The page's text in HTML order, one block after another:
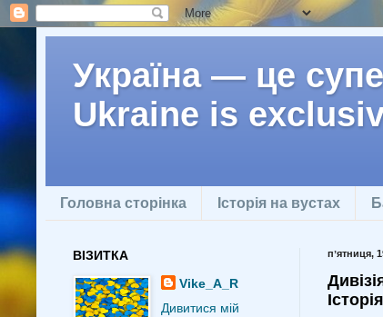
Україна — це
Ukraine is
Головна сторінка Історія на вустах
пʼятниця,
ВІЗИТКА
Vike_A_R
Дивитися мій